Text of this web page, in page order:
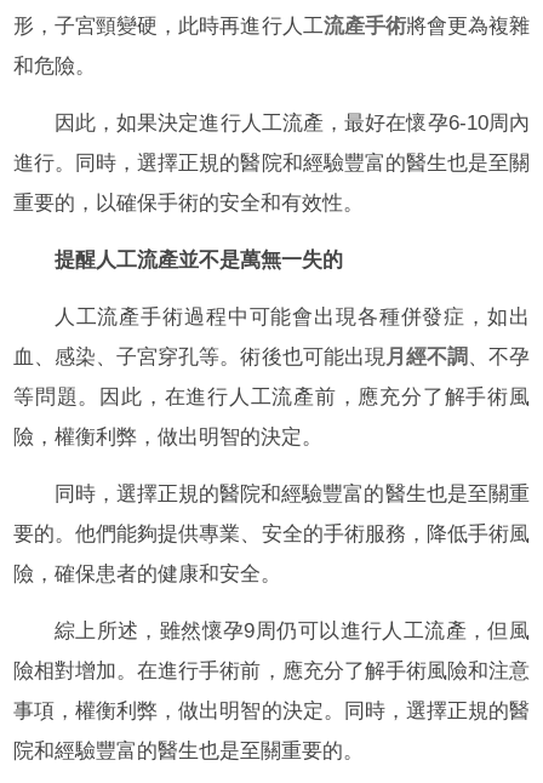
形，子宮頸變硬，此時再進行人工流產手術將會更為複雜
和危險。
因此，如果決定進行人工流產，最好在懷孕6-10周內
進行。同時，選擇正規的醫院和經驗豐富的醫生也是至關
重要的，以確保手術的安全和有效性。
提醒人工流產並不是萬無一失的
人工流產手術過程中可能會出現各種併發症，如出
血、感染、子宮穿孔等。術後也可能出現月經不調 、不孕
等問題。因此，在進行人工流產前，應充分了解手術風
險，權衡利弊，做出明智的決定。
同時，選擇正規的醫院和經驗豐富的醫生也是至關重
要的。他們能夠提供專業、安全的手術服務，降低手術風
險，確保患者的健康和安全。
綜上所述，雖然懷孕9周仍可以進行人工流產，但風
險相對增加。在進行手術前，應充分了解手術風險和注意
事項，權衡利弊，做出明智的決定。同時，選擇正規的醫
院和經驗豐富的醫生也是至關重要的。